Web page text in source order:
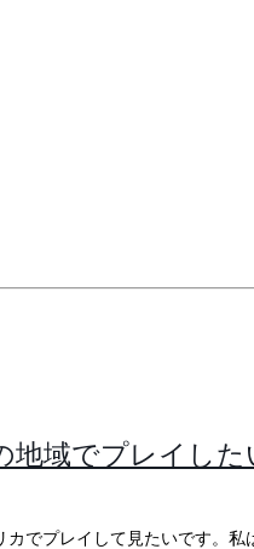
地域でプレイした
カでプレイして見たいです。